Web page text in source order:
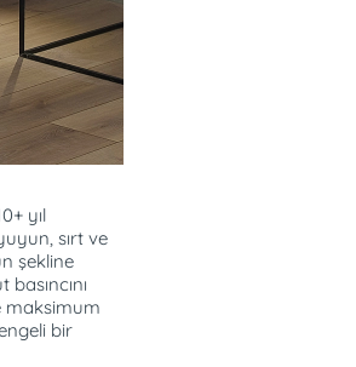
yıl
sırt ve
şekline
maksimum
bir